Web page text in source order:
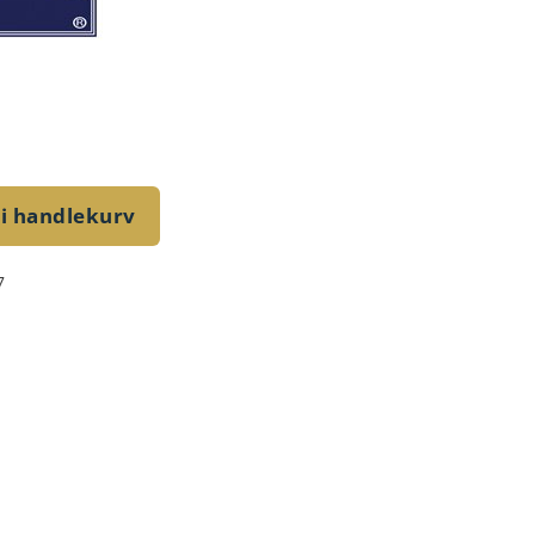
i handlekurv